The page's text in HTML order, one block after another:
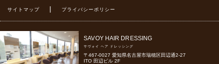
サイトマップ | プライバシーポリシー
SAVOY HAIR DRESSING
サヴォイ ヘア ドレッシング
〒467-0027 愛知県名古屋市瑞穂区田辺通2-27
ITO 田辺ビル 2F